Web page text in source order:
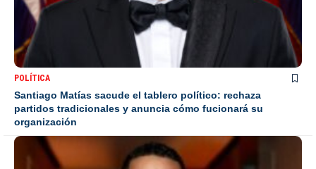
POLÍTICA
Santiago Matías sacude el tablero político: rechaza
partidos tradicionales y anuncia cómo fucionará su
organización